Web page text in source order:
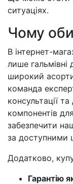
ситуаціях.
Чому
В інтернет-
лише гальмівні
широкий
команда
консультації
компонентів
забезпечити
за доступними
Додатково,
Гарантію